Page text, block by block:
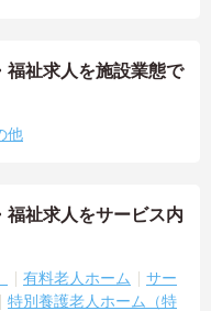
福祉求人を施設業態で
他
福祉求人をサービス内
有料老人ホーム
サー
特別養護老人ホーム（特